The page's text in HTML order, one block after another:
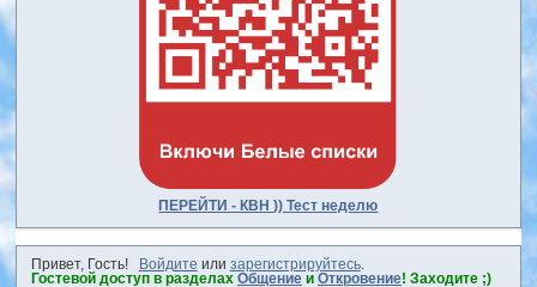
ПЕРЕЙТИ - КВН )) Тест неделю
Привет, Гость! Войдите или зарегистрируйтесь.
Гостевой доступ в разделах Общениеи Откровение! Заходите ;)